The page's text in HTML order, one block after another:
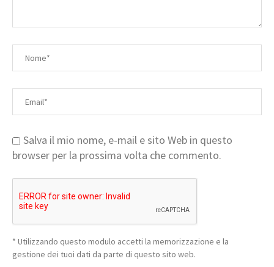
Salva il mio nome, e-mail e sito Web in questo
browser per la prossima volta che commento.
* Utilizzando questo modulo accetti la memorizzazione e la
gestione dei tuoi dati da parte di questo sito web.